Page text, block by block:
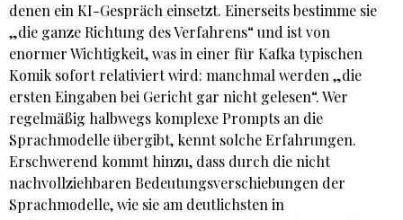
denen ein KI-Gespräch einsetzt. Einerseits bestimme sie
„die ganze Richtung des Verfahrens“ und ist von
enormer Wichtigkeit, was in einer für Kafka typischen
Komik sofort relativiert wird: manchmal werden „die
ersten Eingaben bei Gericht gar nicht gelesen“. Wer
regelmäßig halbwegs komplexe Prompts an die
Sprachmodelle übergibt, kennt solche Erfahrungen.
Erschwerend kommt hinzu, dass durch die nicht
nachvollziehbaren Bedeutungsverschiebungen der
Sprachmodelle, wie sie am deutlichsten in